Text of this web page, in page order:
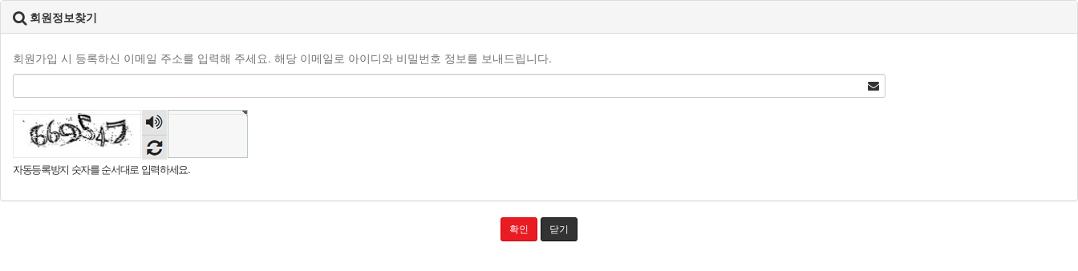
회원정보찾기
회원가입 시 등록하신 이메일 주소를 입력해 주세요. 해당 이메일로 아이디와 비밀번호 정보를 보내드립니다.
숫자
음성
듣기
자동등록방지 숫자를 순서대로 입력하세요.
확인 닫기